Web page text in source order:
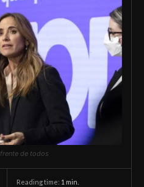
de todos
Reading time: 1 min.